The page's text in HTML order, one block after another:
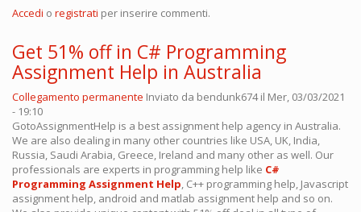
Accedi o registrati per inserire commenti.
Get 51% off in C# Programming
Assignment Help in Australia
Collegamento permanente Inviato da bendunk674il Mer, 03/03/2021
- 19:10
GotoAssignmentHelp is a best assignment help agency in Australia.
We are also dealing in many other countries like USA, UK, India,
Russia, Saudi Arabia, Greece, Ireland and many other as well. Our
professionals are experts in programming help like C#
Programming Assignment Help, C++ programming help, Javascript
assignment help, android and matlab assignment help and so on.